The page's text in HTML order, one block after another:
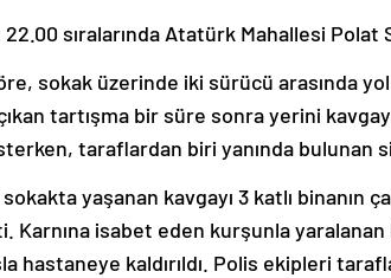
22.00 sıralarında Atatürk Mahallesi Polat
sokak üzerinde iki sürücü arasında
tartışma bir süre sonra yerini
taraflardan biri yanında bulunan
sokakta yaşanan kavgayı 3 katlı binanın
Karnına isabet eden kurşunla
hastaneye kaldırıldı. Polis ekipleri